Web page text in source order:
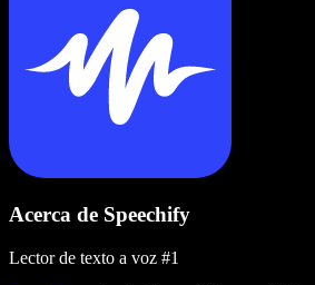
Acerca de Speechify
Lector de texto a voz #1